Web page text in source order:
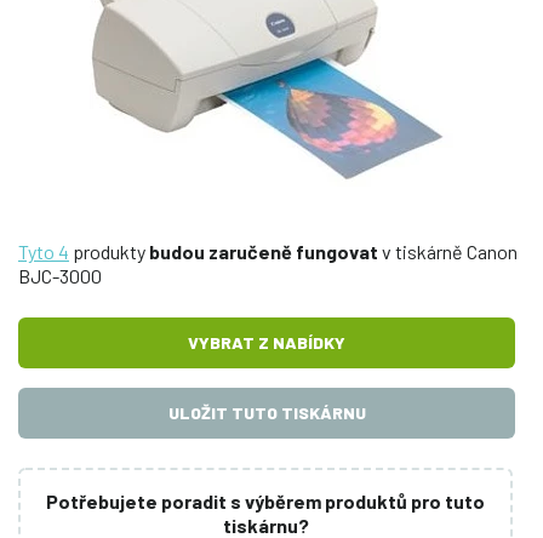
Tyto 4 produkty budou zaručeně fungovat v tiskárně Canon
BJC-3000
VYBRAT Z NABÍDKY
ULOŽIT TUTO TISKÁRNU
Potřebujete poradit s výběrem produktů pro tuto
tiskárnu?